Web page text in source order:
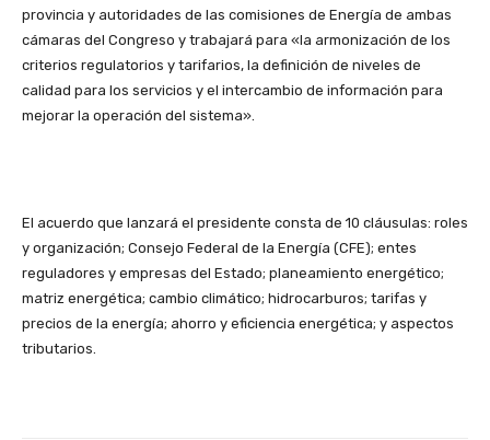
provincia y autoridades de las comisiones de Energía de ambas
cámaras del Congreso y trabajará para «la armonización de los
criterios regulatorios y tarifarios, la definición de niveles de
calidad para los servicios y el intercambio de información para
mejorar la operación del sistema».
El acuerdo que lanzará el presidente consta de 10 cláusulas: roles
y organización; Consejo Federal de la Energía (CFE); entes
reguladores y empresas del Estado; planeamiento energético;
matriz energética; cambio climático; hidrocarburos; tarifas y
precios de la energía; ahorro y eficiencia energética; y aspectos
tributarios.